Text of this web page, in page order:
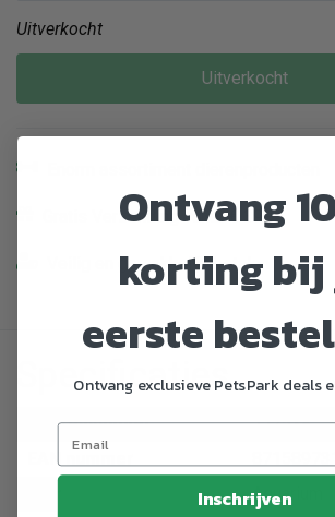
Uitverkocht
Uitverkocht
Gratis Verzending vanaf € 39,-
Veilig en gemakkelijk betalen
Specificaties
Artikelnummer
772538
EAN nummer
Aquarium
Ontvang
korting bij
eerste
Ontvang exclusieve PetsPark deals
Inschrijven